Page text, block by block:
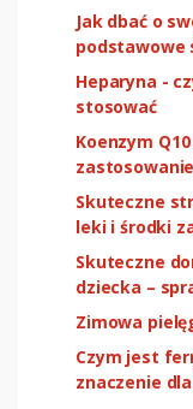
Jak dbać o
podstawowe
Heparyna -
stosować
Koenzym
Skuteczne
leki i środki
Skuteczne
dziecka –
Zimowa
Czym jest
znaczenie